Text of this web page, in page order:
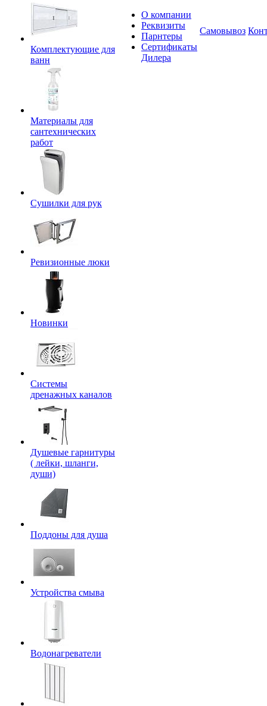
Комплектующие для
ванн
Материалы для
сантехнических
работ
Сушилки для рук
Ревизионные люки
Новинки
Системы
дренажных каналов
Душевые гарнитуры
( лейки, шланги,
души)
Поддоны для душа
Устройства смыва
Водонагреватели
О компании
Реквизиты
Парнтеры
Сертификаты
Дилера
Самовывоз